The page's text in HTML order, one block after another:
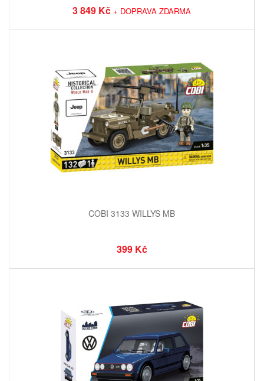
3 849 Kč + DOPRAVA ZDARMA
COBI 3133 WILLYS MB
399 Kč